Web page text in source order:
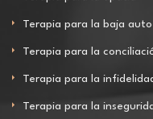
Terapia para la baja
Terapia para la
Terapia para la
Terapia para la